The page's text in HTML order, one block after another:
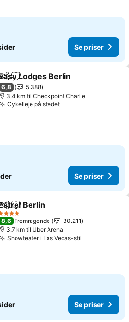
Se priser
Føj til favoritter
Lodges Berlin
6,8
5.388
3.4 km til Checkpoint Charlie
Cykelleje på stedet
Se priser
Føj til favoritter
Berlin
Stjerner
8,6 Fremragende
30.211
3.7 km til Uber Arena
Showteater i Las Vegas-stil
Se priser